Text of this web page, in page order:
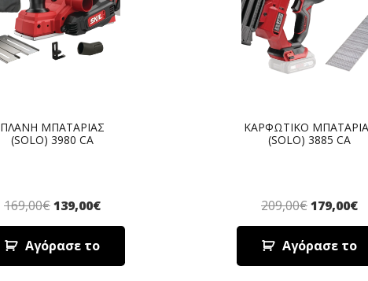
ΠΛΑΝΗ ΜΠΑΤΑΡΙΑΣ
(SOLO) 3980 CA
169,00€139,00€
Αγόρασε το
ΚΑΡΦΩΤΙΚΟ
(SOLO) 3885 CA
209,00€179,00€
Αγόρασε το